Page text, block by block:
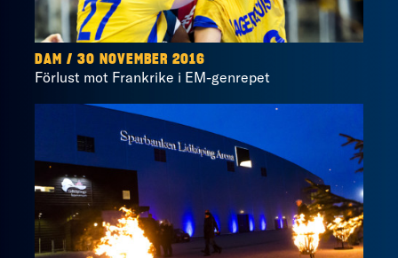
DAM / 30 NOVEMBER 2016
Förlust mot Frankrike i EM-genrepet